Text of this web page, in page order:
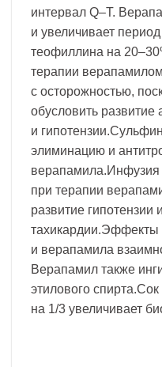
интервал Q–T.
и увеличивает
теофиллина на
терапии
с осторожностью,
обусловить развитие
и
элиминацию и
верапамила.Инфузия
при терапии
развитие гипотензии
тахикардии.Эффекты
и верапамила
Верапамил также
этилового
на 1/3 увеличивает